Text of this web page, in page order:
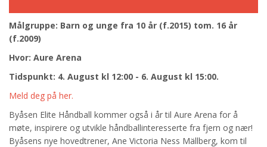
Målgruppe: Barn og unge fra 10 år (f.2015) tom. 16 år
(f.2009)
Hvor: Aure Arena
Tidspunkt: 4. August kl 12:00 - 6. August kl 15:00.
Meld deg på her.
Byåsen Elite Håndball kommer også i år til Aure Arena for å
møte, inspirere og utvikle håndballinteresserte fra fjern og nær!
Byåsens nye hovedtrener, Ane Victoria Ness Mällberg, kom til